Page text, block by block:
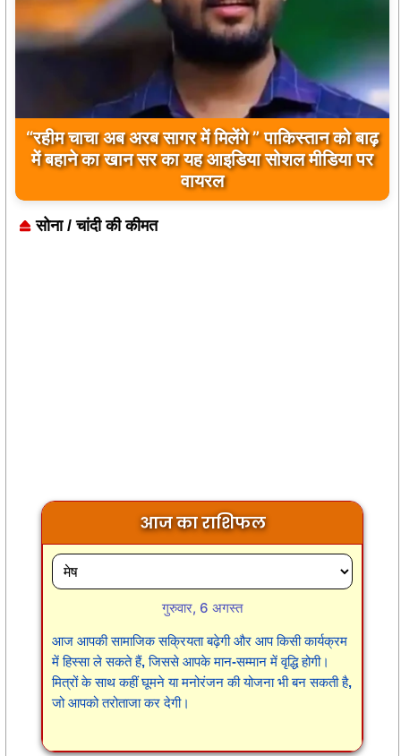
बिलावल भुट्टो द्वारा सिंधु नदी और भारत को लेकर दिए गए
बयान पर भारत के केंद्रीय मंत्रियों की कड़ी प्रतिक्रिया
सोना / चांदी की कीमत
आज का राशिफल
गुरुवार, 6 अगस्त
आज आपकी सामाजिक सक्रियता बढ़ेगी और आप किसी कार्यक्रम
में हिस्सा ले सकते हैं, जिससे आपके मान-सम्मान में वृद्धि होगी।
मित्रों के साथ कहीं घूमने या मनोरंजन की योजना भी बन सकती है,
जो आपको तरोताजा कर देगी।